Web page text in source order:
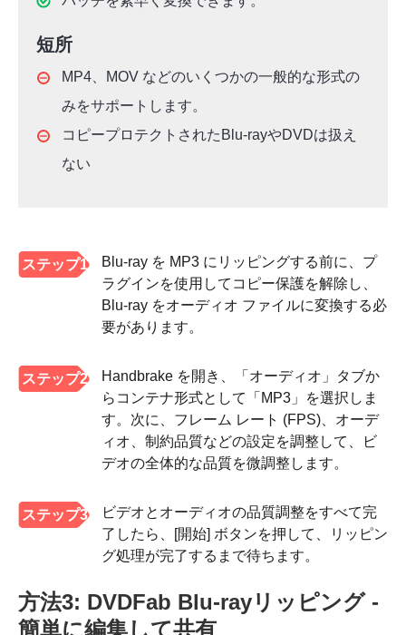
短所
MP4、MOV などのいくつかの一般的な形式の
みをサポートします。
コピープロテクトされたBlu-rayやDVDは扱え
ない
ステップ1
Blu-ray を MP3 にリッピングする前に、プ
ラグインを使用してコピー保護を解除し、
Blu-ray をオーディオ ファイルに変換する必
要があります。
ステップ2
Handbrake を開き、「オーディオ」タブか
らコンテナ形式として「MP3」を選択しま
す。次に、フレーム レート (FPS)、オーデ
ィオ、制約品質などの設定を調整して、ビ
デオの全体的な品質を微調整します。
ステップ3
ビデオとオーディオの品質調整をすべて完
了したら、[開始] ボタンを押して、リッピン
グ処理が完了するまで待ちます。
方法3: DVDFab Blu-rayリッピング -
簡単に編集して共有